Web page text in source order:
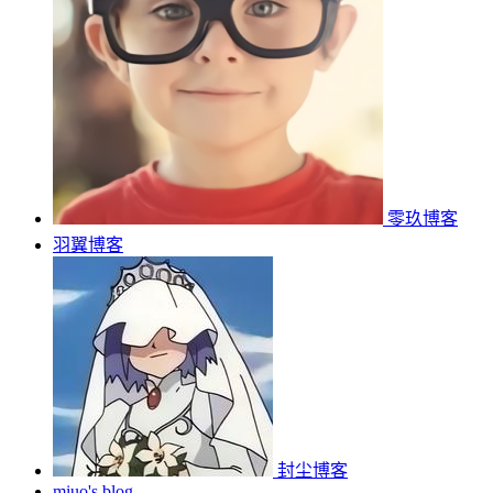
零玖博客
羽翼博客
封尘博客